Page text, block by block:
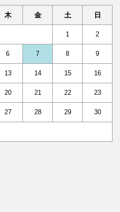
木 金 土 日
1 2
6 7 8 9
13 14 15 16
20 21 22 23
27 28 29 30